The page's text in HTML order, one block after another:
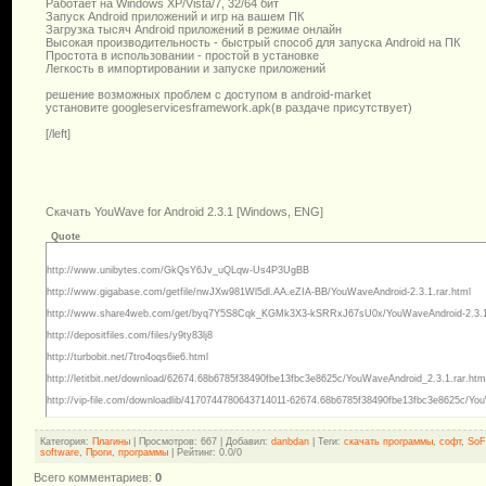
Работает на Windows XP/Vista/7, 32/64 бит
Запуск Android приложений и игр на вашем ПК
Загрузка тысяч Android приложений в режиме онлайн
Высокая производительность - быстрый способ для запуска Android на ПК
Простота в использовании - простой в установке
Легкость в импортировании и запуске приложений
решение возможных проблем с доступом в android-market
установите googleservicesframework.apk(в раздаче присутствует)
[/left]
Скачать YouWave for Android 2.3.1 [Windows, ENG]
Quote
http://www.unibytes.com/GkQsY6Jv_uQLqw-Us4P3UgBB
http://www.gigabase.com/getfile/nwJXw981Wl5dl.AA.eZIA-BB/YouWaveAndroid-2.3.1.rar.html
http://www.share4web.com/get/byq7Y5S8Cqk_KGMk3X3-kSRRxJ67sU0x/YouWaveAndroid-
http://depositfiles.com/files/y9ty83lj8
http://turbobit.net/7tro4oqs6ie6.html
http://letitbit.net/download/62674.68b6785f38490fbe13fbc3e8625c/
http://vip-file.com/downloadlib/4170744780643714011-62674.68b6785f38490fbe13fbc3e8625c/
Категория: Плагины Просмотров: 667 | Добавил: danbdan Теги: скачать программы софт,
software
Проги программы Рейтинг: 0.0/0
Всего комментариев: 0